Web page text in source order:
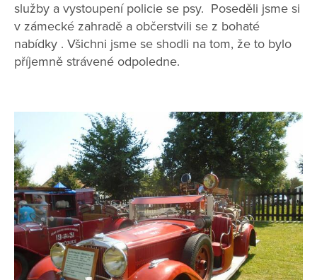
služby a vystoupení policie se psy. Poseděli jsme si
v zámecké zahradě a občerstvili se z bohaté
nabídky . Všichni jsme se shodli na tom, že to bylo
příjemně strávené odpoledne.